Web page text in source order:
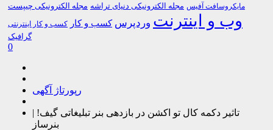
مایکروسافت آفیس مجله الکترونیکی دنیای تراشه مجله الکترونیکی چیپست
وب و اینترنت وردپرس کسب و کار کسب و کار اینترنتی
گرافیک
0
رپورتاژ آگهی
تاثیر دکمه کال تو اکشن در بازدهی بنر تبلیغاتی گیف! |
بنرساز